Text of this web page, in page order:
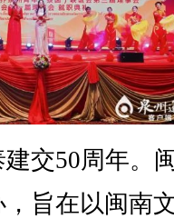
交50周年。
旨在以闽南